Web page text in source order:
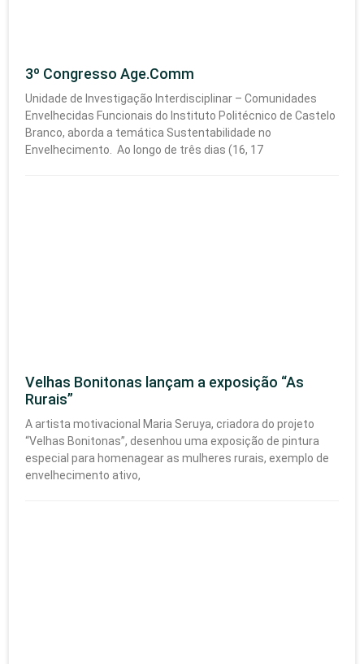
3º Congresso Age.Comm
Unidade de Investigação Interdisciplinar – Comunidades
Envelhecidas Funcionais do Instituto Politécnico de Castelo
Branco, aborda a temática Sustentabilidade no
Envelhecimento. Ao longo de três dias (16, 17
Velhas Bonitonas lançam a exposição “As
Rurais”
A artista motivacional Maria Seruya, criadora do projeto
“Velhas Bonitonas”, desenhou uma exposição de pintura
especial para homenagear as mulheres rurais, exemplo de
envelhecimento ativo,